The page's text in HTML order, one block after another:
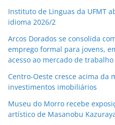
Instituto de Linguas da UFMT
idioma 2026/2
Arcos Dorados se consolida
emprego formal para jovens,
acesso ao mercado de
Centro-Oeste cresce acima da
investimentos imobiliários
Museu do Morro recebe
artístico de Masanobu